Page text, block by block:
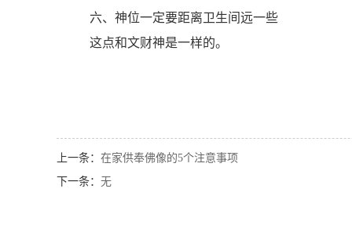
六、神位一定要距离卫生间远一些
这点和文财神是一样的。
上一条： 在家供奉佛像的5个注意事项
下一条： 无